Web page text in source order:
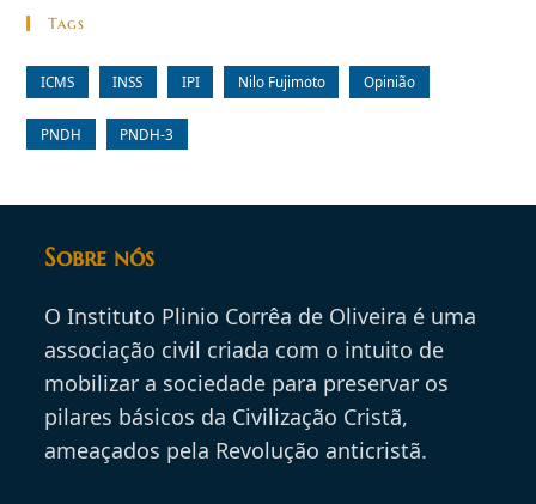
Tags
ICMS INSS IPI Nilo Fujimoto Opinião
PNDH PNDH-3
Sobre nós
O Instituto Plinio Corrêa de Oliveira é uma
associação civil criada com o intuito de
mobilizar a sociedade para preservar os
pilares básicos da Civilização Cristã,
ameaçados pela Revolução anticristã.